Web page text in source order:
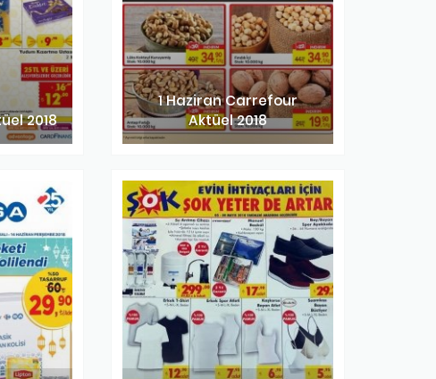
2018
1 Haziran Carrefour
Aktüel 2018